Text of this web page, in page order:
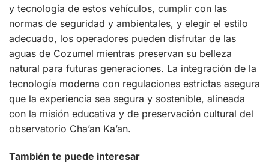
y tecnología de estos vehículos, cumplir con las
normas de seguridad y ambientales, y elegir el estilo
adecuado, los operadores pueden disfrutar de las
aguas de Cozumel mientras preservan su belleza
natural para futuras generaciones. La integración de la
tecnología moderna con regulaciones estrictas asegura
que la experiencia sea segura y sostenible, alineada
con la misión educativa y de preservación cultural del
observatorio Cha’an Ka’an.
También te puede interesar